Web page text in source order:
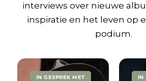
interviews over nieuwe
inspiratie en het leven op
podium.
IN GESPREK MET IN